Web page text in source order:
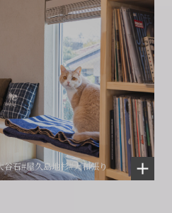
谷石#屋久島地杉#大和張り